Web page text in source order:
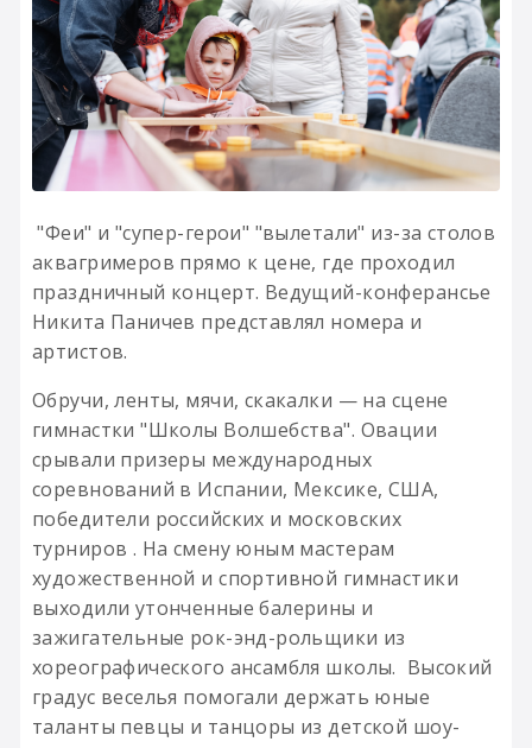
"Феи" и "супер-герои" "вылетали" из-за столов
аквагримеров прямо к цене, где проходил
праздничный концерт. Ведущий-конферансье
Никита Паничев представлял номера и
артистов.
Обручи, ленты, мячи, скакалки — на сцене
гимнастки "Школы Волшебства". Овации
срывали призеры международных
соревнований в Испании, Мексике, США,
победители российских и московских
турниров . На смену юным мастерам
художественной и спортивной гимнастики
выходили утонченные балерины и
зажигательные рок-энд-рольщики из
хореографического ансамбля школы. Высокий
градус веселья помогали держать юные
таланты певцы и танцоры из детской шоу-